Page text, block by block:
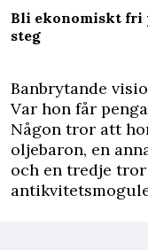
Bli ekonomiskt fri
steg
Banbrytande
Var hon får
Någon tror att
oljebaron, en
och en tredje